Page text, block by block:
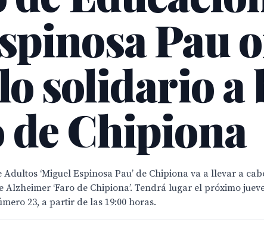
Pau
solidario a
de Chipiona
‘Miguel Espinosa Pau’ de Chipiona va a llevar a
‘Faro de Chipiona’. Tendrá lugar el próximo
23, a partir de las 19:00 horas.